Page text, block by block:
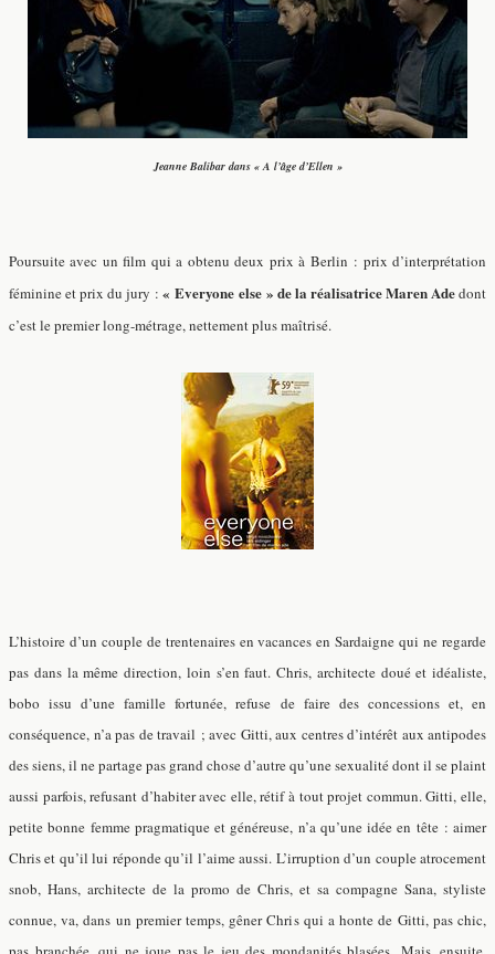
Jeanne Balibar dans « A l’âge d’Ellen »
Poursuite avec un film qui a obtenu deux prix à Berlin : prix d’interprétation
féminine et prix du jury :« Everyone else » de la réalisatrice Maren Adedont
c’est le premier long-métrage, nettement plus maîtrisé.
L’histoire d’un couple de trentenaires en vacances en Sardaigne qui ne regarde
pas dans la même direction, loin s’en faut. Chris, architecte doué et idéaliste,
bobo issu d’une famille fortunée, refuse de faire des concessions et, en
conséquence, n’a pas de travail ; avec Gitti, aux centres d’intérêt aux antipodes
des siens, il ne partage pas grand chose d’autre qu’une sexualité dont il se plaint
aussi parfois, refusant d’habiter avec elle, rétif à tout projet commun. Gitti, elle,
petite bonne femme pragmatique et généreuse, n’a qu’une idée en tête : aimer
Chris et qu’il lui réponde qu’il l’aime aussi. L’irruption d’un couple atrocement
snob, Hans, architecte de la promo de Chris, et sa compagne Sana, styliste
connue, va, dans un premier temps, gêner Chris qui a honte de Gitti, pas chic,